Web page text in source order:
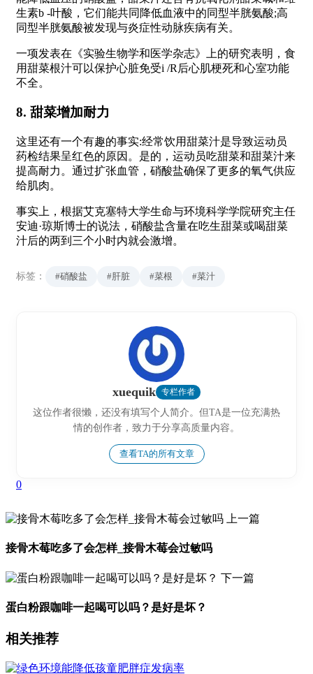
生素b -叶酸，它们能共同降低血液中的同型半胱氨酸;高
同型半胱氨酸被发现与炎症性动脉疾病有关。
一项发表在《实验生物学和医学杂志》上的研究表明，食
用甜菜根汁可以保护心脏免受i /R后心肌梗死和心室功能
不全。
8. 甜菜增加耐力
这里还有一个有趣的事实:经常饮用甜菜汁是导致运动员
药检结果呈红色的原因。是的，运动员吃甜菜和甜菜汁来
提高耐力。通过扩张血管，硝酸盐确保了更多的氧气供应
给肌肉。
事实上，根据艾克塞特大学生命与环境科学学院研究主任
安迪·琼斯博士的说法，硝酸盐含量在吃生甜菜或喝甜菜
汁后的两到三个小时内就会激增。
标签： #硝酸盐 #肝脏 #菜根 #菜汁
xuequik 专栏作者
这位作者很懒，还没有填写个人简介。但TA是一位充满热
情的创作者，致力于分享高质量内容。
查看TA的所有文章
0
上一篇
接骨木莓吃多了会怎样_接骨木莓会过敏吗
下一篇
蛋白粉跟咖啡一起喝可以吗？是好是坏？
相关推荐